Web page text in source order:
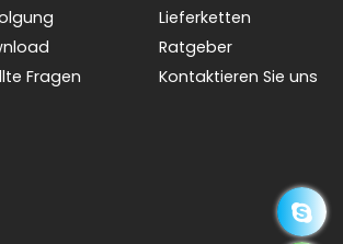
Fragen
Lieferketten
Ratgeber
Kontaktieren Sie uns